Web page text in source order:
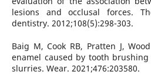
lesions and occlusal forces.
dentistry. 2012;108(5):298-303.
Baig M, Cook RB, Pratten J,
enamel caused by tooth
slurries. Wear. 2021;476:203580.